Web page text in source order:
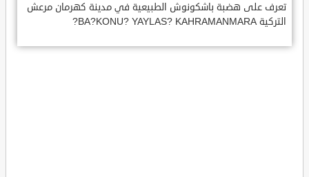
تعرف على هضبة باشكونوش الطبيعية في مدينة كهرمان مرعش
التركية BA?KONU? YAYLAS? KAHRAMANMARA?